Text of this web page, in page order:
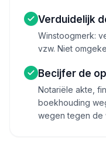
Verduidelijk
Winstoogmerk:
vzw. Niet
Becijfer de
Notariële akte,
boekhouding
wegen tegen de